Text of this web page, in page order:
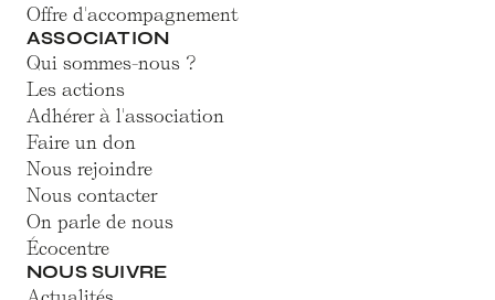
Offre d'accompagnement
ASSOCIATION
Qui sommes-nous ?
Les actions
Adhérer à l'association
Faire un don
Nous rejoindre
Nous contacter
On parle de nous
Écocentre
NOUS SUIVRE